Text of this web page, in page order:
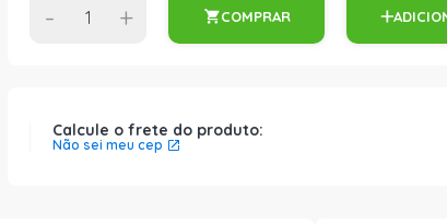
- + COMPRAR
Calcule o frete do produto:
Não sei meu cep